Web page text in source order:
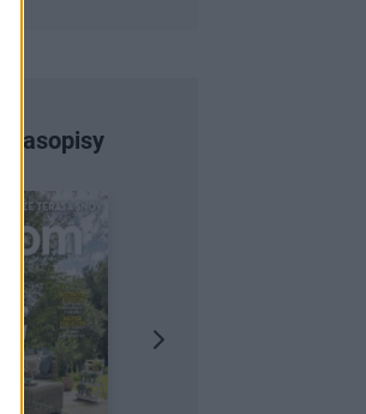
časopisy